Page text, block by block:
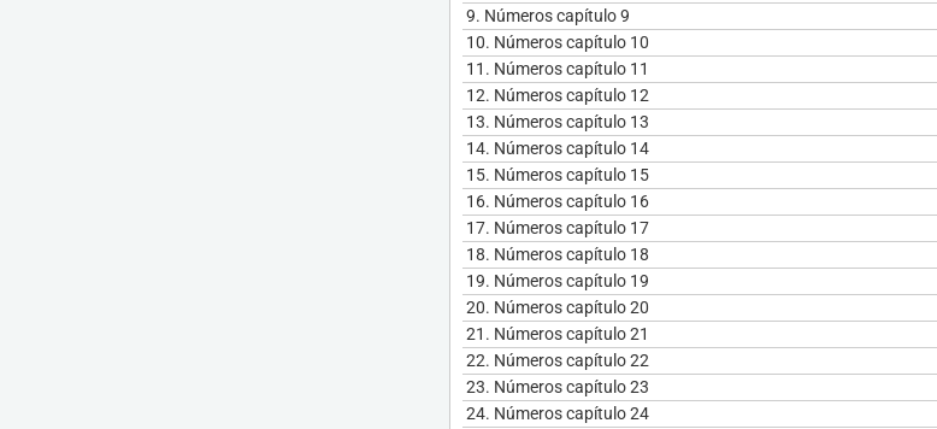
9. Números capítulo 9
10. Números capítulo 10
11. Números capítulo 11
12. Números capítulo 12
13. Números capítulo 13
14. Números capítulo 14
15. Números capítulo 15
16. Números capítulo 16
17. Números capítulo 17
18. Números capítulo 18
19. Números capítulo 19
20. Números capítulo 20
21. Números capítulo 21
22. Números capítulo 22
23. Números capítulo 23
24. Números capítulo 24